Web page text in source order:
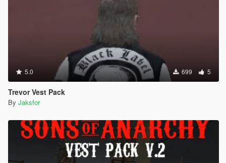
5.0 699 5
Trevor Vest Pack
By Jaksfor